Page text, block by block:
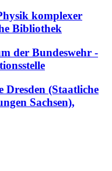
komplexer
Bibliothek
der Bundeswehr -
(Staatliche
Sachsen),